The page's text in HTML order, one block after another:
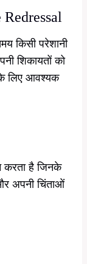
किसी परेशानी
शिकायतों को
लिए आवश्यक
करता है जिनके
अपनी चिंताओं